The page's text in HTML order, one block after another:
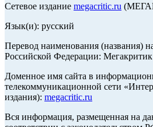
Сетевое издание megacritic.ru
Язык(и): русский
Перевод наименования (названия)
Российской Федерации: Мегакритик
Доменное имя сайта в
телекоммуникационной сети
издания): megacritic.ru
Вся информация, размещенная на